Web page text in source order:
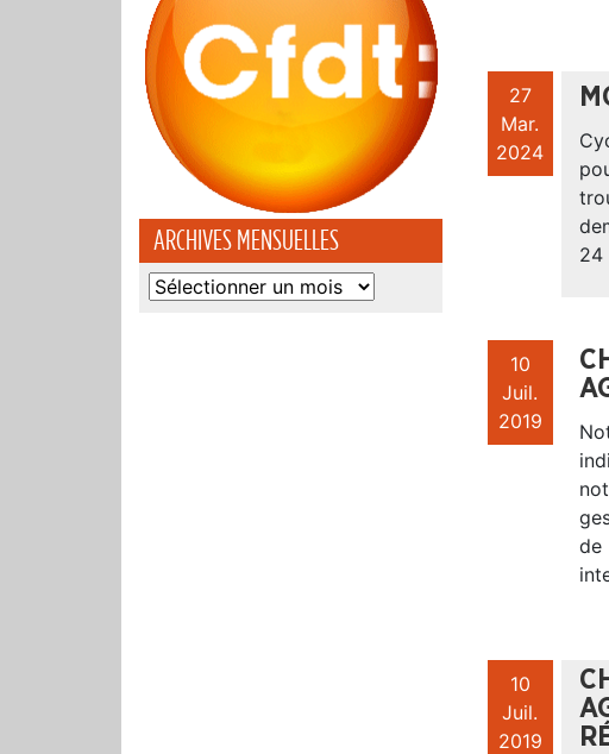
ARCHIVES MENSUELLES
Archives
27
Mar.
2024
24
10
Juil.
2019
de
10
Juil.
2019